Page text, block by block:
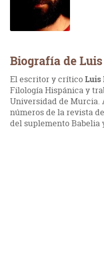
Biografía de Luis
El escritor y críticoLuis
Filología Hispánica y
Universidad de Murcia.
números de la revista
del suplemento Babelia